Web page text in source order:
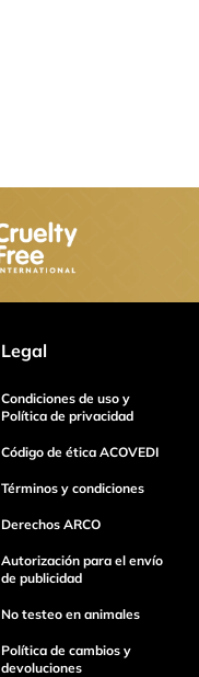
Legal
Condiciones de uso y
Política de privacidad
Código de ética ACOVEDI
Términos y condiciones
Derechos ARCO
Autorización para el envío
de publicidad
No testeo en animales
Política de cambios y
devoluciones